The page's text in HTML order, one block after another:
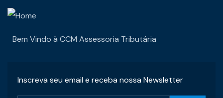
Bem Vindo à CCM Assessoria Tributária
Inscreva seu email e receba nossa Newsletter